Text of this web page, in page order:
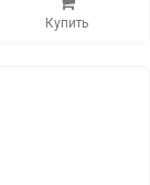
Купить